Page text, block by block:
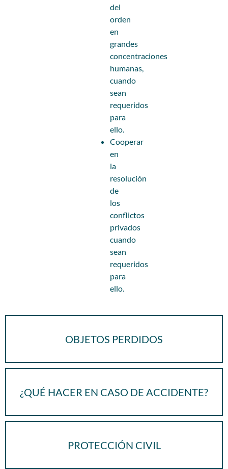
OBJETOS PERDIDOS
¿QUÉ HACER EN CASO DE ACCIDENTE?
PROTECCIÓN CIVIL
del
orden
en
grandes
concentraciones
humanas,
cuando
sean
requeridos
para
ello.
Cooperar
en
la
resolución
de
los
conflictos
privados
cuando
sean
requeridos
para
ello.